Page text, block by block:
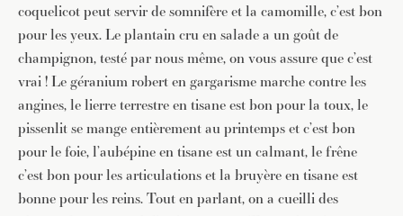
coquelicot peut servir de somnifère et la camomille, c’est bon
pour les yeux. Le plantain cru en salade a un goût de
champignon, testé par nous même, on vous assure que c’est
vrai ! Le géranium robert en gargarisme marche contre les
angines, le lierre terrestre en tisane est bon pour la toux, le
pissenlit se mange entièrement au printemps et c’est bon
pour le foie, l’aubépine en tisane est un calmant, le frêne
c’est bon pour les articulations et la bruyère en tisane est
bonne pour les reins. Tout en parlant, on a cueilli des